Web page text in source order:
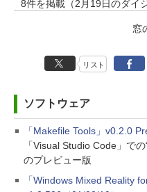
8件を掲載（2月19日のダイ
窓
リスト
ソフトウェア
「Makefile Tools」v0.2.0
「Visual Studio Code」で
のプレビュー版
「Windows Mixed Reality